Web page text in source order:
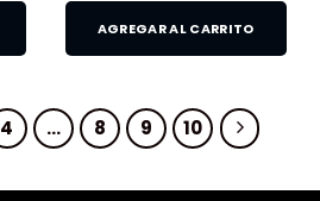
AGREGAR AL CARRITO
4 … 8 9 10